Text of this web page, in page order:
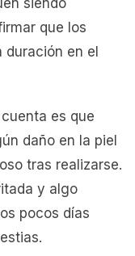
siendo
que los
en el
es que
daño en la piel
tras realizarse.
y algo
pocos días